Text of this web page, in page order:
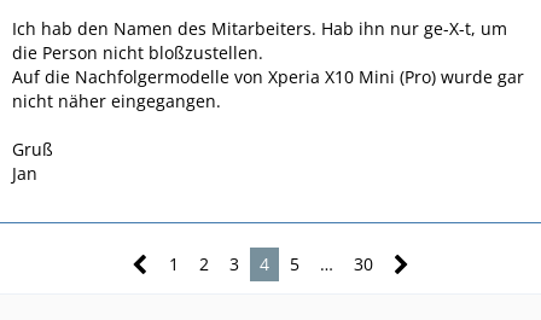
Ich hab den Namen des Mitarbeiters. Hab ihn nur ge-X-t, um
die Person nicht bloßzustellen.
Auf die Nachfolgermodelle von Xperia X10 Mini (Pro) wurde gar
nicht näher eingegangen.
Gruß
Jan
1 2 3 4 5 … 30